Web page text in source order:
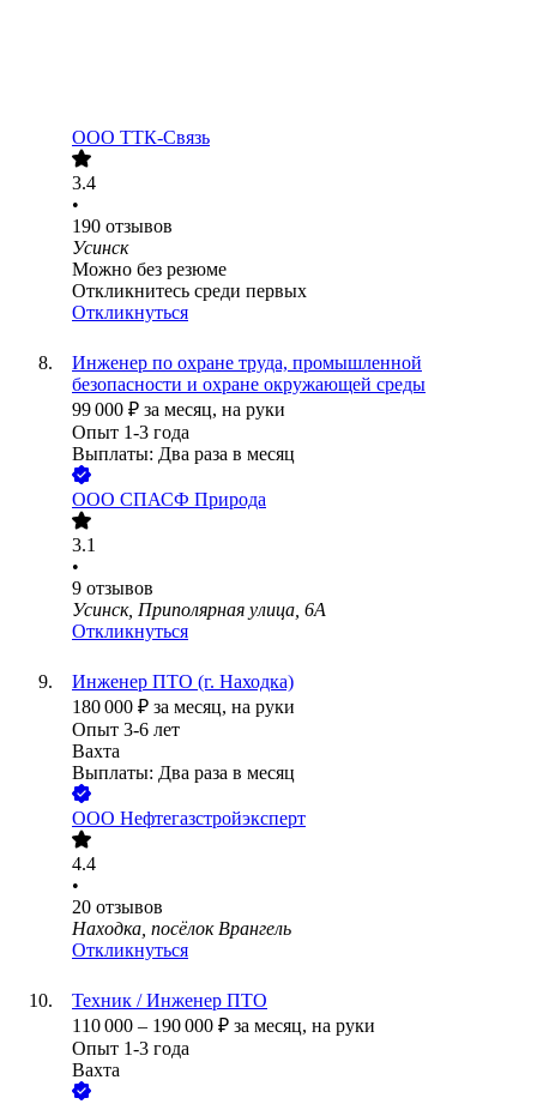
ООО ТТК-Связь
3.4
•
190 отзывов
Усинск
Можно без резюме
Откликнитесь среди первых
Откликнуться
Инженер по охране труда, промышленной
безопасности и охране окружающей среды
99 000 ₽ за месяц, на руки
Опыт 1-3 года
Выплаты: Два раза в месяц
ООО СПАСФ Природа
3.1
•
9 отзывов
Усинск, Приполярная улица, 6А
Откликнуться
Инженер ПТО (г. Находка)
180 000 ₽ за месяц, на руки
Опыт 3-6 лет
Вахта
Выплаты: Два раза в месяц
ООО Нефтегазстройэксперт
4.4
•
20 отзывов
Находка, посёлок Врангель
Откликнуться
Техник / Инженер ПТО
110 000 – 190 000 ₽ за месяц, на руки
Опыт 1-3 года
Вахта